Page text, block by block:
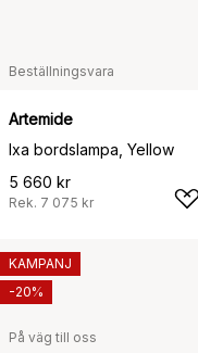
Beställningsvara
Artemide
Ixa bordslampa, Yellow
5 660 kr
Rek. 7 075 kr
På väg till oss
KAMPANJ
-20%